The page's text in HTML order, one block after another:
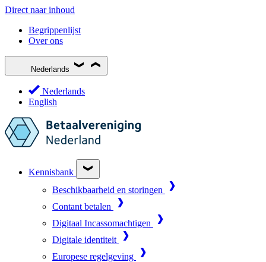
Direct naar inhoud
Begrippenlijst
Over ons
Nederlands
Nederlands
English
Kennisbank
Beschikbaarheid en storingen
Contant betalen
Digitaal Incassomachtigen
Digitale identiteit
Europese regelgeving